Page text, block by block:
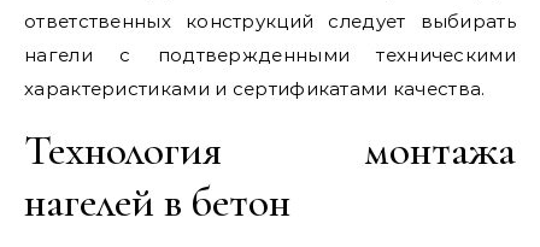
ответственных конструкций следует выбирать
нагели с подтвержденными техническими
характеристиками и сертификатами качества.
Технология монтажа
нагелей в бетон